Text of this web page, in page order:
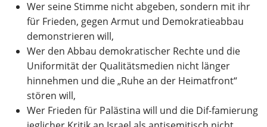
Wer seine Stimme nicht abgeben, sondern mit ihr
für Frieden, gegen Armut und Demokratieabbau
demonstrieren will,
Wer den Abbau demokratischer Rechte und die
Uniformität der Qualitätsmedien nicht länger
hinnehmen und die „Ruhe an der Heimatfront“
stören will,
Wer Frieden für Palästina will und die Dif-famierung